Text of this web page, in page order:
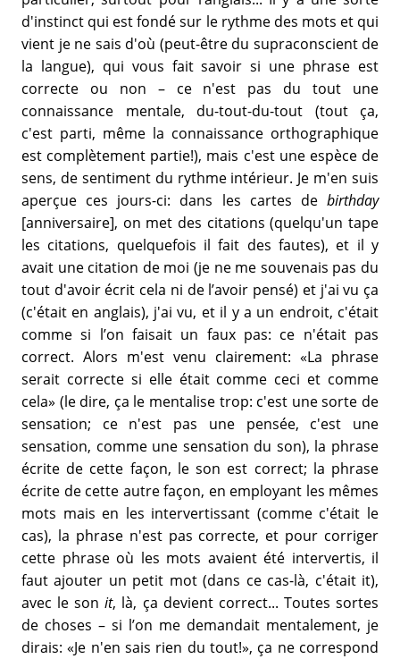
d'instinct qui est fondé sur le rythme des mots et qui
vient je ne sais d'où (peut-être du supraconscient de
la langue), qui vous fait savoir si une phrase est
correcte ou non – ce n'est pas du tout une
connaissance mentale, du-tout-du-tout (tout ça,
c'est parti, même la connaissance orthographique
est complètement partie!), mais c'est une espèce de
sens, de sentiment du rythme intérieur. Je m'en suis
aperçue ces jours-ci: dans les cartes de birthday
[anniversaire], on met des citations (quelqu'un tape
les citations, quelquefois il fait des fautes), et il y
avait une citation de moi (je ne me souvenais pas du
tout d'avoir écrit cela ni de l’avoir pensé) et j'ai vu ça
(c'était en anglais), j'ai vu, et il y a un endroit, c'était
comme si l’on faisait un faux pas: ce n'était pas
correct. Alors m'est venu clairement: «La phrase
serait correcte si elle était comme ceci et comme
cela» (le dire, ça le mentalise trop: c'est une sorte de
sensation; ce n'est pas une pensée, c'est une
sensation, comme une sensation du son), la phrase
écrite de cette façon, le son est correct; la phrase
écrite de cette autre façon, en employant les mêmes
mots mais en les intervertissant (comme c'était le
cas), la phrase n'est pas correcte, et pour corriger
cette phrase où les mots avaient été intervertis, il
faut ajouter un petit mot (dans ce cas-là, c'était it),
avec le sonit, là, ça devient correct... Toutes sortes
de choses – si l’on me demandait mentalement, je
dirais: «Je n'en sais rien du tout!», ça ne correspond